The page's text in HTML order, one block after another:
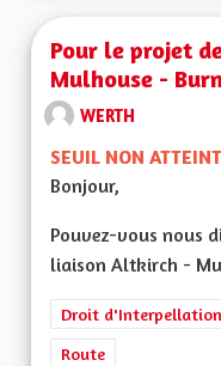
Pour le projet
Mulhouse -
WERTH
SEUIL NON ATTEINT
Bonjour,
Pouvez-vous nous
liaison Altkirch -
Droit
Route